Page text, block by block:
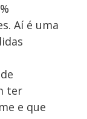
Aí é uma
ter
e que